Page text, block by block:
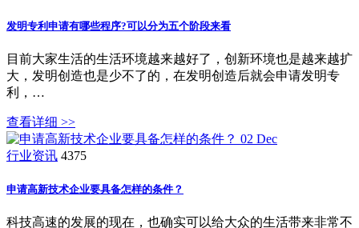
发明专利申请有哪些程序?可以分为五个阶段来看
目前大家生活的生活环境越来越好了，创新环境也是越来越扩
大，发明创造也是少不了的，在发明创造后就会申请发明专
利，…
查看详细 >>
02 Dec
行业资讯 4375
申请高新技术企业要具备怎样的条件？
科技高速的发展的现在，也确实可以给大众的生活带来非常不